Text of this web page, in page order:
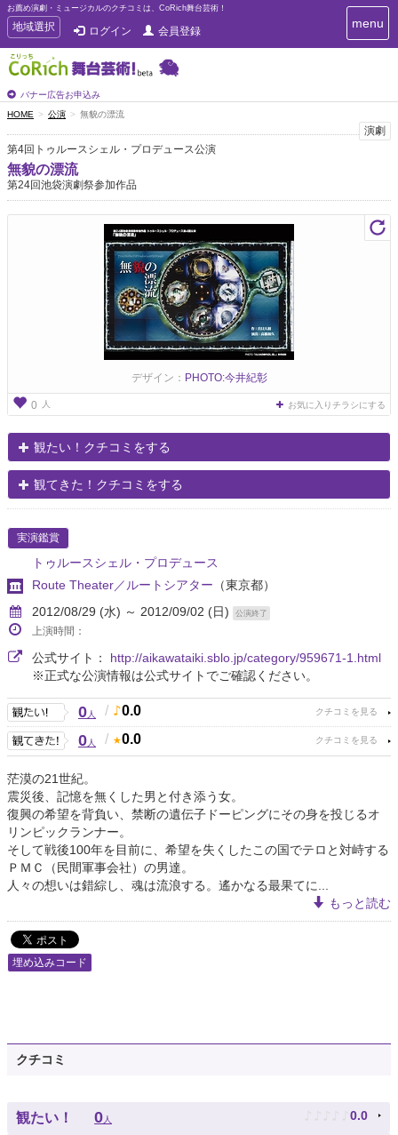
お薦め演劇・ミュージカルのクチコミは、CoRich舞台芸術！
T
o
g
g
e
n
a
v
i
g
a
地域選択 ログイン 会員登録
バナー広告お申込み
T
o
g
a
menu
HOME 公演 無貌の漂流
演劇
第4回トゥルースシェル・プロデュース公演
無貌の漂流
第24回池袋演劇祭参加作品
デザイン： PHOTO:今井紀彰
0 人 お気に入りチラシにする
観たい！クチコミをする
観てきた！クチコミをする
実演鑑賞
トゥルースシェル・プロデュース
Route Theater／ルートシアター （東京都）
2012/08/29 (水) ～ 2012/09/02 (日)
公演終了
上演時間：
公式サイト： http://aikawataiki.sblo.jp/category/959671-1.html
※正式な公演情報は公式サイトでご確認ください。
0人 / 0.0
0人 / 0.0
茫漠の21世紀。
震災後、記憶を無くした男と付き添う女。
復興の希望を背負い、禁断の遺伝子ドーピングにその身を投じるオ
リンピックランナー。
そして戦後100年を目前に、希望を失くしたこの国でテロと対峙する
ＰＭＣ（民間軍事会社）の男達。
人々の想いは錯綜し、魂は流浪する。遙かなる最果てに...
もっと読む
埋め込みコード
クチコミ
観たい！ 0人 ♪ ♪ ♪ ♪ ♪ 0.0